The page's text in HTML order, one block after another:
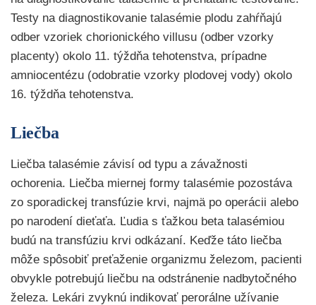
Testy na diagnostikovanie talasémie plodu zahŕňajú
odber vzoriek chorionického villusu (odber vzorky
placenty) okolo 11. týždňa tehotenstva, prípadne
amniocentézu (odobratie vzorky plodovej vody) okolo
16. týždňa tehotenstva.
Liečba
Liečba talasémie závisí od typu a závažnosti
ochorenia. Liečba miernej formy talasémie pozostáva
zo sporadickej transfúzie krvi, najmä po operácii alebo
po narodení dieťaťa. Ľudia s ťažkou beta talasémiou
budú na transfúziu krvi odkázaní. Keďže táto liečba
môže spôsobiť preťaženie organizmu železom, pacienti
obvykle potrebujú liečbu na odstránenie nadbytočného
železa. Lekári zvyknú indikovať perorálne užívanie